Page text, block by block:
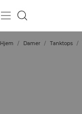
Hjem / Damer / Tanktops /